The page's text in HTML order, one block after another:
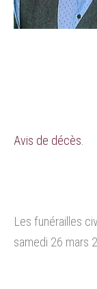
Avis de décès.
Les funérailles
samedi 26 mars